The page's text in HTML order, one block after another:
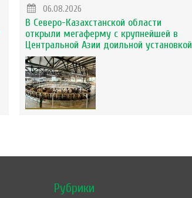
06.08.2026
В Северо-Казахстанской области
открыли мегаферму с крупнейшей в
Центральной Азии доильной установкой
Рубрики